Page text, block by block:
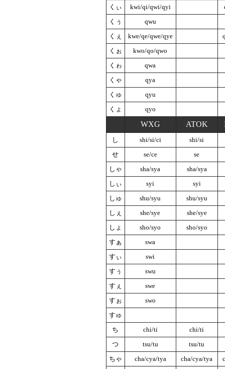
くぃ
kwi/qi/qwi/qyi
くぅ
qwu
くぇ
kwe/qe/qwe/qye
くぉ
kwo/qo/qwo
くゎ
qwa
くゃ
qya
くゅ
qyu
くょ
qyo
WXG ATOK
し shi/si/ci
shi/si
せ
se/ce
se
しゃ
sha/sya
sha/sya
しぃ
syi
syi
しゅ
shu/syu
shu/syu
しぇ
she/sye
she/sye
しょ
sho/syo
sho/syo
すぁ
swa
すぃ
swi
すぅ
swu
すぇ
swe
すぉ
swo
すゅ
ち
chi/ti
chi/ti
つ
tsu/tu
tsu/tu
ちゃ
cha/cya/tya cha/cya/tya